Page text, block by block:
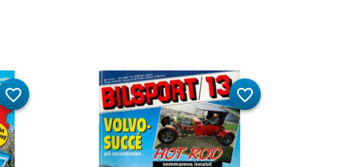
favorite_border favorite_border